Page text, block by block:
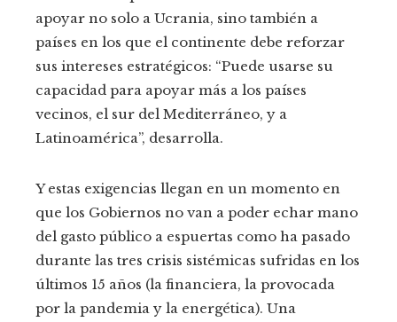
apoyar no solo a Ucrania, sino también a
países en los que el continente debe reforzar
sus intereses estratégicos: “Puede usarse su
capacidad para apoyar más a los países
vecinos, el sur del Mediterráneo, y a
Latinoamérica”, desarrolla.
Y estas exigencias llegan en un momento en
que los Gobiernos no van a poder echar mano
del gasto público a espuertas como ha pasado
durante las tres crisis sistémicas sufridas en los
últimos 15 años (la financiera, la provocada
por la pandemia y la energética). Una